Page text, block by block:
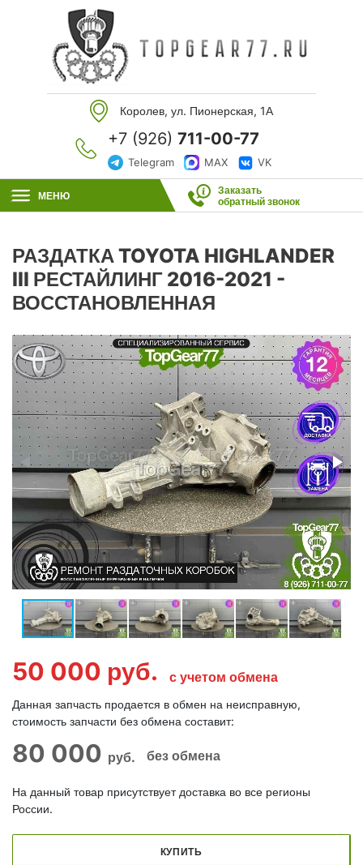
Королев, ул. Пионерская, 1А
+7 (926) 711-00-77
Telegram MAX VK
МЕНЮ
Заказать
обратный звонок
РАЗДАТКА TOYOTA HIGHLANDER
III РЕСТАЙЛИНГ 2016-2021 -
ВОССТАНОВЛЕННАЯ
50 000 руб. с учетом обмена
Данная запчасть продается в обмен на неисправную,
стоимость запчасти без обмена составит:
80 000 руб. без обмена
На данный товар присутствует доставка во все регионы
России.
КУПИТЬ